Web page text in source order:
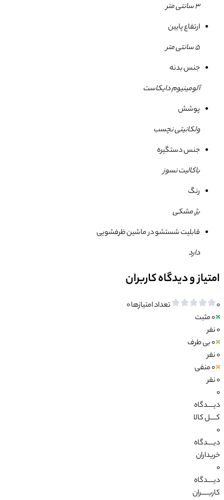
3 سانتی متر
ارتفاع پایین
5 سانتی متر
جنس بدنه
آلومینیوم دایکاست
پوشش
ولکانیتی نچسب
جنس دستگیره
باکالیت نسوز
رنگ
بژ, مشکی
قابلیت شستشو در ماشین ظرفشویی
دارد
امتیاز و دیدگاه کاربران
0 تعداد امتیازها0
0مثبت
0 نفر
0بی طرف
0 نفر
0منفی
0 نفر
0
دیــــدگاه
کــــل کالا
0
دیــــدگاه
خریداران
0
دیــــدگاه
کاربـــــران